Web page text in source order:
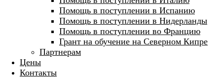
Помощь в поступлении в Испанию
Помощь в поступлении в Нидерланды
Помощь в поступлении во Францию
Грант на обучение на Северном Кипре
Партнерам
Цены
Контакты